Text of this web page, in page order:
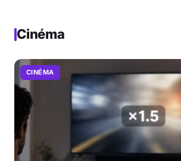
Cinéma
CINÉMA